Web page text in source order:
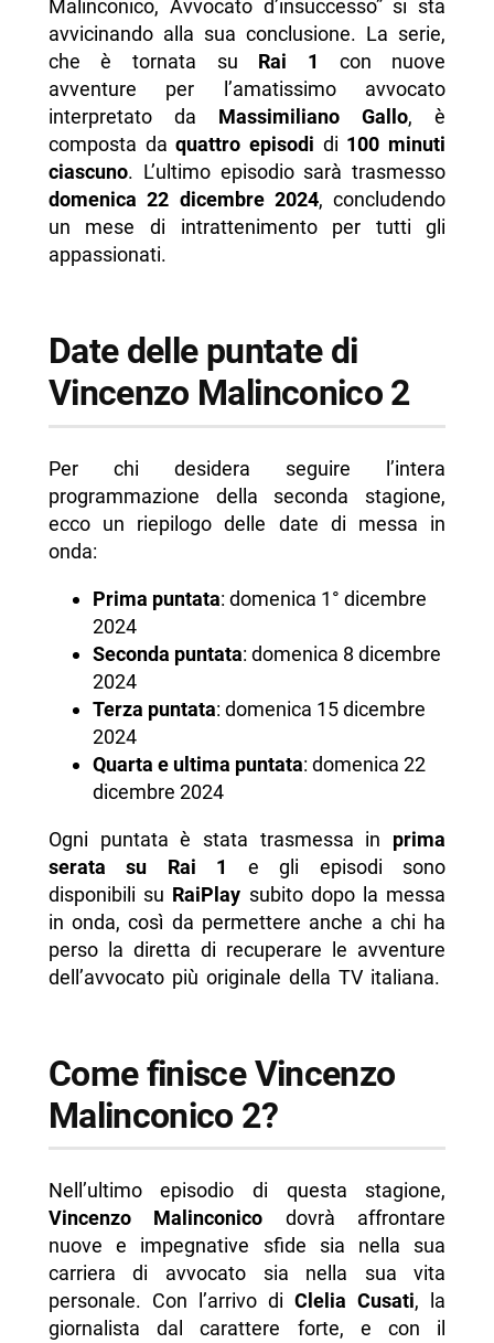
Malinconico, Avvocato d’insuccesso” si sta
avvicinando alla sua conclusione. La serie,
che è tornata su Rai 1
con nuove
avventure per l’amatissimo avvocato
interpretato da Massimiliano Gallo, è
composta daquattro episodi di 100 minuti
ciascuno. L’ultimo episodio sarà trasmesso
domenica 22 dicembre 2024, concludendo
un mese di intrattenimento per tutti gli
appassionati.
Date delle puntate di
Vincenzo Malinconico 2
Per chi desidera seguire l’intera
programmazione della seconda stagione,
ecco un riepilogo delle date di messa in
onda:
Prima puntata: domenica 1° dicembre
2024
Seconda puntata: domenica 8 dicembre
2024
Terza puntata: domenica 15 dicembre
2024
Quarta e ultima puntata: domenica 22
dicembre 2024
Ogni puntata è stata trasmessa in prima
serata su Rai 1
e gli episodi sono
disponibili su RaiPlay subito dopo la messa
in onda, così da permettere anche a chi ha
perso la diretta di recuperare le avventure
dell’avvocato più originale della TV italiana.
Come finisceVincenzo
Malinconico 2?
Nell’ultimo episodio di questa stagione,
Vincenzo Malinconico dovrà affrontare
nuove e impegnative sfide sia nella sua
carriera di avvocato sia nella sua vita
personale. Con l’arrivo diClelia Cusati, la
giornalista dal carattere forte, e con il